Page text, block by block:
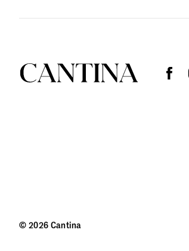
© 2026 Cantina